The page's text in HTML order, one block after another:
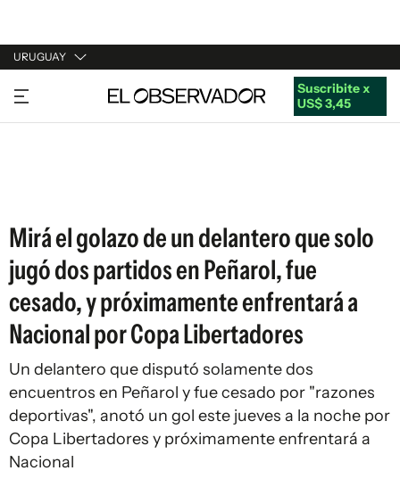
URUGUAY
URUGUAY
ARGENTINA
Suscribite x
US$ 3,45
Mirá el golazo de un delantero que solo
jugó dos partidos en Peñarol, fue
cesado, y próximamente enfrentará a
Nacional por Copa Libertadores
Un delantero que disputó solamente dos
encuentros en Peñarol y fue cesado por "razones
deportivas", anotó un gol este jueves a la noche por
Copa Libertadores y próximamente enfrentará a
Nacional